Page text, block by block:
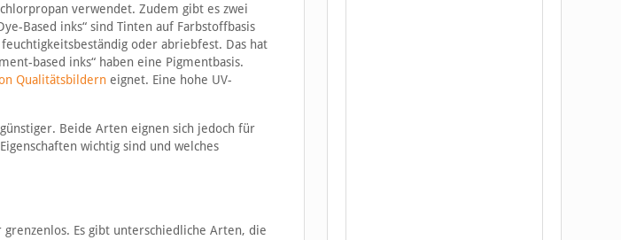
verwendet. Zudem gibt es zwei
Based inks“ sind Tinten auf Farbstoffbasis
oder abriebfest. Das hat
based inks“ haben eine Pigmentbasis.
Qualitätsbilderneignet. Eine hohe UV-
Beide Arten eignen sich jedoch für
wichtig sind und welches
Es gibt unterschiedliche Arten, die